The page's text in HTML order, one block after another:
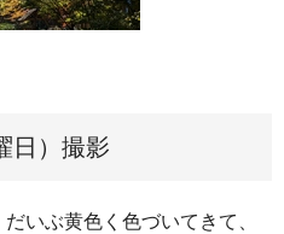
日）撮影
いぶ黄色く色づいてきて、